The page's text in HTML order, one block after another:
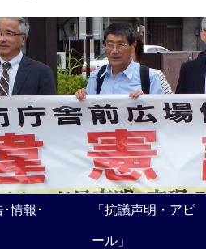
情報･ 「抗議声明・アピ
ール」